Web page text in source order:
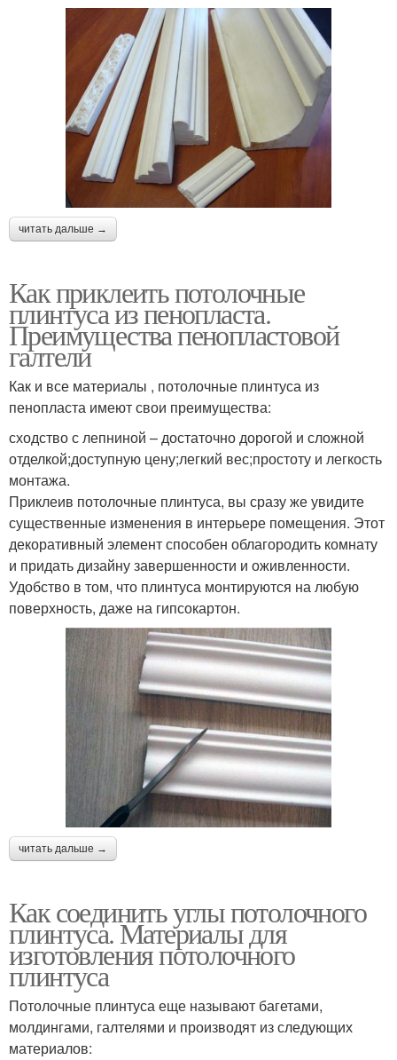
читать дальше →
Как приклеить потолочные
плинтуса из пенопласта.
Преимущества пенопластовой
галтели
Как и все материалы , потолочные плинтуса из
пенопласта имеют свои преимущества:
сходство с лепниной – достаточно дорогой и сложной
отделкой;доступную цену;легкий вес;простоту и легкость
монтажа.
Приклеив потолочные плинтуса, вы сразу же увидите
существенные изменения в интерьере помещения. Этот
декоративный элемент способен облагородить комнату
и придать дизайну завершенности и оживленности.
Удобство в том, что плинтуса монтируются на любую
поверхность, даже на гипсокартон.
читать дальше →
Как соединить углы потолочного
плинтуса. Материалы для
изготовления потолочного
плинтуса
Потолочные плинтуса еще называют багетами,
молдингами, галтелями и производят из следующих
материалов: